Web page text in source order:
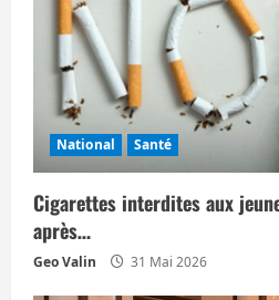
National Santé
Cigarettes interdites aux
après…
Geo Valin 31 Mai 2026